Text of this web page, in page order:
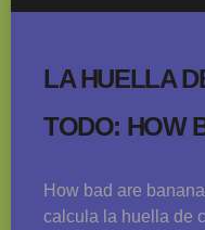
LA HUELLA
TODO: HOW
How bad are
calcula la huella de